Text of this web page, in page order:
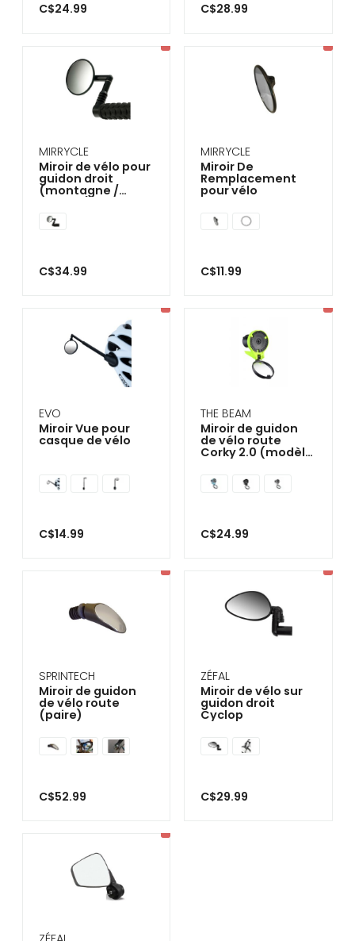
C$24.99 C$28.99
MIRRYCLE
Miroir de vélo pour
guidon droit
(montagne /
hybride)
C$34.99
MIRRYCLE
Miroir De
Remplacement
pour vélo
C$11.99
EVO
Miroir Vue pour
casque de vélo
C$14.99
THE BEAM
Miroir de guidon
de vélo route
Corky 2.0 (modèle
C$24.99
SPRINTECH
Miroir de guidon
de vélo route
(paire)
C$52.99
ZÉFAL
Miroir de vélo sur
guidon droit
Cyclop
C$29.99